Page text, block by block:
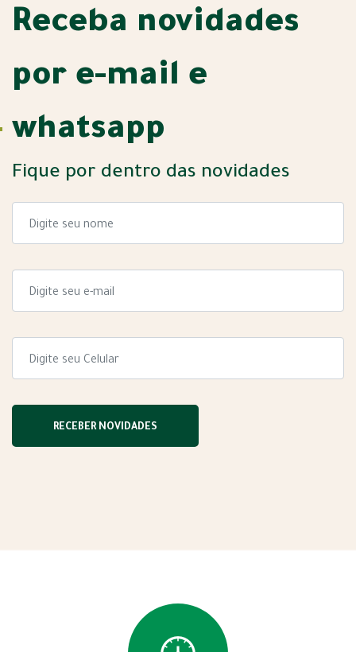
Receba novidades
por e-mail e
whatsapp
Fique por dentro das novidades